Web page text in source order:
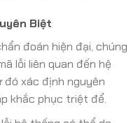
Biệt
đoán hiện đại, chúng
lỗi liên quan đến hệ
đó xác định nguyên
khắc phục triệt để.